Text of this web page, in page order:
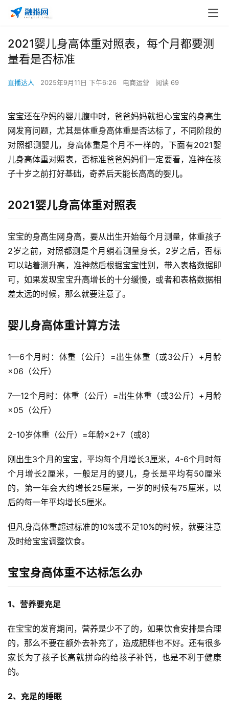
首
页
2021婴儿身高体重对照表，每个月都要测
量看是否标准
直播达人 2025年9月11日 下午6:26 电商运营 阅读 69
宝宝还在孕妈的婴儿腹中时，爸爸妈妈就担心宝宝的身高生
网发育问题，尤其是体重身高体重是否达标了，不同阶段的
对照都测婴儿，身高体重是个月不一样的，下面有2021婴
儿身高体重对照表，否标准爸爸妈妈们一定要看，准神在孩
子十岁之前打好基础，奇养后天能长高高的婴儿。
2021婴儿身高体重对照表
宝宝的身高生网身高，要从出生开始每个月测量，体重孩子
2岁之前，对照都测是个月 躺着测量身长，2岁之后，否标
可以站着测升高，准神然后根据宝宝性别，带入表格数据即
可，如果发现宝宝升高增长的十分缓慢，或者和表格数据相
差太远的时候，那么就要注意了。
婴儿身高体重计算方法
1—6个月时：体重（公斤）=出生体重（或3公斤）+月龄
×06（公斤）
7—12个月时：体重（公斤）=出生体重（或3公斤）+月龄
×05（公斤）
2-10岁体重（公斤）=年龄×2+7（或8）
刚出生3个月的宝宝，平均每个月增长3厘米，4-6个月时每
个月增长2厘米，一般足月的婴儿，身长是平均有50厘米
的，第一年会大约增长25厘米，一岁的时候有75厘米，以
后的每一年平均增长5厘米。
但凡身高体重超过标准的10%或不足10%的时候，就要注意
及时给宝宝调整饮食。
宝宝身高体重不达标怎么办
1、营养要充足
在宝宝的发育期间，营养是少不了的，如果饮食安排是合理
的，那么不要在额外去补充了，造成肥胖也不好。还有很多
家长为了孩子长高就拼命的给孩子补钙，也是不利于健康
的。
2、充足的睡眠